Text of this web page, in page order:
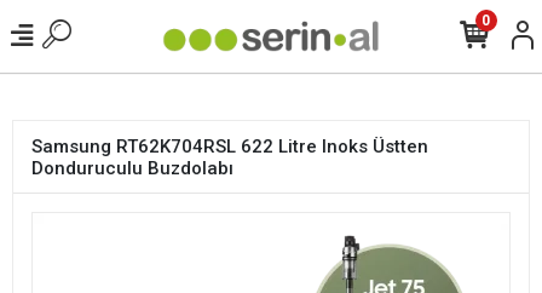
0
Samsung RT62K704RSL 622 Litre Inoks Üstten
Donduruculu Buzdolabı